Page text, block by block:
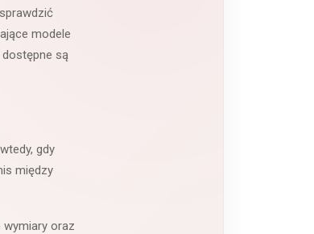
modele
są
gdy
między
wymiary oraz